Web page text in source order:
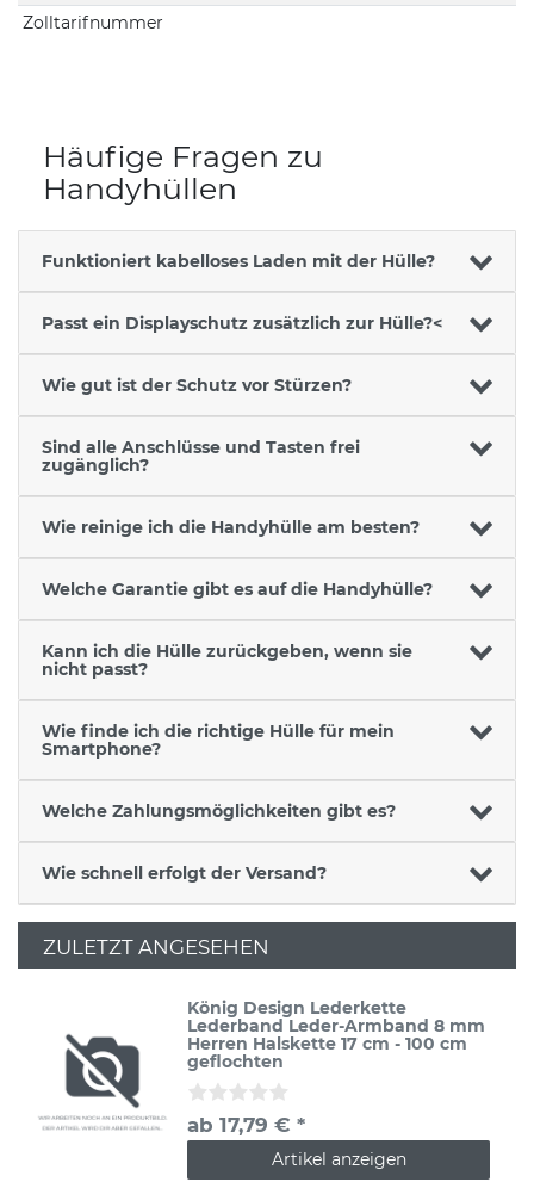
Zolltarifnummer
Häufige Fragen zu
Handyhüllen
Funktioniert kabelloses Laden mit der Hülle?
Passt ein Displayschutz zusätzlich zur Hülle?<
Wie gut ist der Schutz vor Stürzen?
Sind alle Anschlüsse und Tasten frei
zugänglich?
Wie reinige ich die Handyhülle am besten?
Welche Garantie gibt es auf die Handyhülle?
Kann ich die Hülle zurückgeben, wenn sie
nicht passt?
Wie finde ich die richtige Hülle für mein
Smartphone?
Welche Zahlungsmöglichkeiten gibt es?
Wie schnell erfolgt der Versand?
ZULETZT ANGESEHEN
König Design Lederkette
Lederband Leder-Armband 8 mm
Herren Halskette 17 cm - 100 cm
geflochten
ab 17,79 € *
Artikel anzeigen